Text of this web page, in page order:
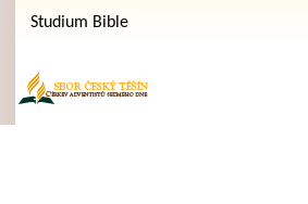
Studium Bible